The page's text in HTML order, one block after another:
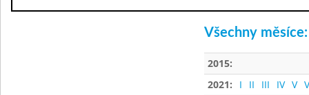
Všechny měsíce:
2015:
2021:
I II III IV V